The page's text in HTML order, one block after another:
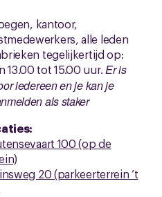
kantoor,
alle leden
tegelijkertijd op:
13.00 tot 15.00 uur.Er is
iedereen en je kan je
als staker
100 (op de
20 (parkeerterrein ’t